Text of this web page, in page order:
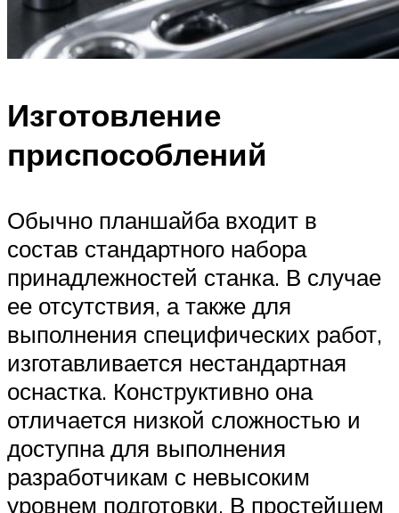
Изготовление
приспособлений
Обычно планшайба входит в
состав стандартного набора
принадлежностей станка. В случае
ее отсутствия, а также для
выполнения специфических работ,
изготавливается нестандартная
оснастка. Конструктивно она
отличается низкой сложностью и
доступна для выполнения
разработчикам с невысоким
уровнем подготовки. В простейшем